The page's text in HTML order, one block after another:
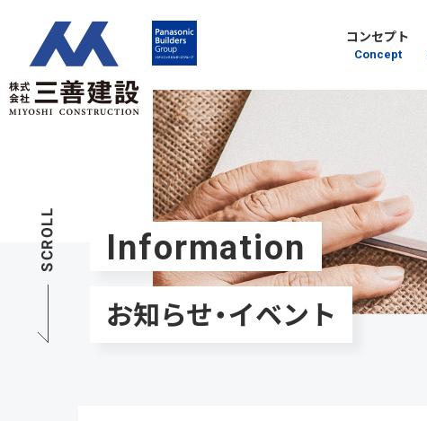
コンセプト
Concept
Information
お知らせ・イベント